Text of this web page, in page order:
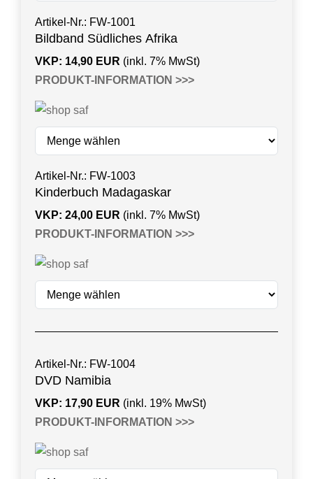
Artikel-Nr.: FW-1001
Bildband Südliches Afrika
VKP: 14,90 EUR (inkl. 7% MwSt)
PRODUKT-INFORMATION >>>
Artikel-Nr.: FW-1003
Kinderbuch Madagaskar
VKP: 24,00 EUR (inkl. 7% MwSt)
PRODUKT-INFORMATION >>>
Artikel-Nr.: FW-1004
DVD Namibia
VKP: 17,90 EUR (inkl. 19% MwSt)
PRODUKT-INFORMATION >>>